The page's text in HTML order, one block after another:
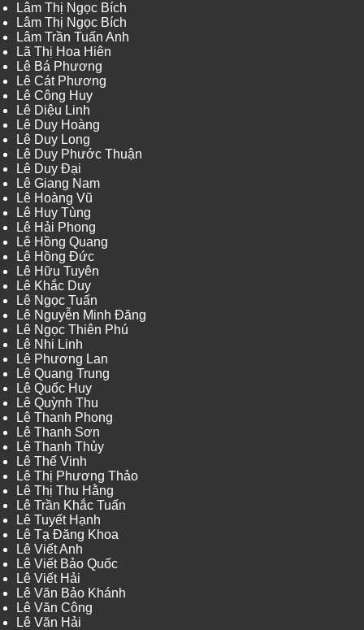
Lâm Thị Ngọc Bích
Lâm Thị Ngọc Bích
Lâm Trần Tuấn Anh
Lã Thị Hoa Hiên
Lê Bá Phương
Lê Cát Phương
Lê Công Huy
Lê Diệu Linh
Lê Duy Hoàng
Lê Duy Long
Lê Duy Phước Thuận
Lê Duy Đại
Lê Giang Nam
Lê Hoàng Vũ
Lê Huy Tùng
Lê Hải Phong
Lê Hồng Quang
Lê Hồng Đức
Lê Hữu Tuyên
Lê Khắc Duy
Lê Ngọc Tuấn
Lê Nguyễn Minh Đăng
Lê Ngọc Thiên Phú
Lê Nhi Linh
Lê Phương Lan
Lê Quang Trung
Lê Quốc Huy
Lê Quỳnh Thu
Lê Thanh Phong
Lê Thanh Sơn
Lê Thanh Thủy
Lê Thế Vinh
Lê Thị Phương Thảo
Lê Thị Thu Hằng
Lê Trần Khắc Tuấn
Lê Tuyết Hạnh
Lê Tạ Đăng Khoa
Lê Viết Anh
Lê Viết Bảo Quốc
Lê Viết Hải
Lê Văn Bảo Khánh
Lê Văn Công
Lê Văn Hải